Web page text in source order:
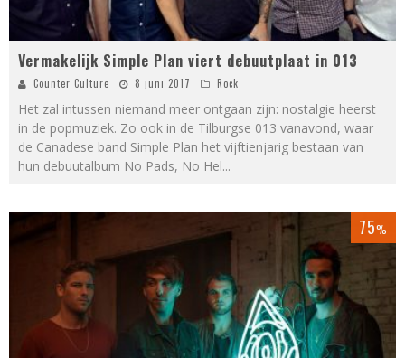
Vermakelijk Simple Plan viert debuutplaat in 013
Counter Culture 8 juni 2017 Rock
Het zal intussen niemand meer ontgaan zijn: nostalgie heerst
in de popmuziek. Zo ook in de Tilburgse 013 vanavond, waar
de Canadese band Simple Plan het vijftienjarig bestaan van
hun debuutalbum No Pads, No Hel...
75%